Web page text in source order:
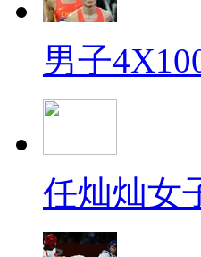
男子
任灿灿女